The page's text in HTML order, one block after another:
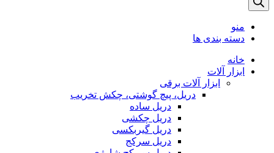
منو
دسته بندی ها
خانه
ابزار آلات
ابزار آلات برقی
دریل، پیچ گوشتی، چکش تخریب
دریل ساده
دریل چکشی
دریل گیربکسی
دریل سرکج